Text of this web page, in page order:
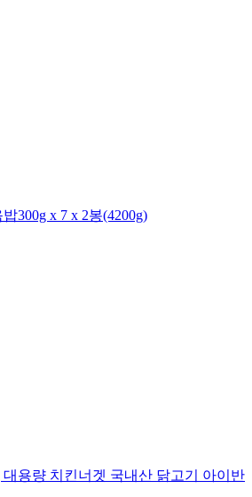
300g x 7 x 2봉(4200g)
용량 치킨너겟 국내산 닭고기 아이반